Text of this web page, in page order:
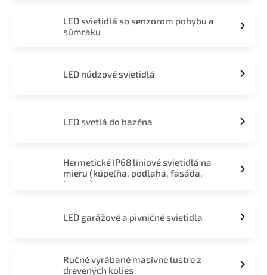
LED svietidlá so senzorom pohybu a
súmraku
LED núdzové svietidlá
LED svetlá do bazéna
Hermetické IP68 líniové svietidlá na
mieru (kúpeľňa, podlaha, fasáda,
terasa)
LED garážové a pivničné svietidla
Ručné vyrábané masívne lustre z
drevených kolies